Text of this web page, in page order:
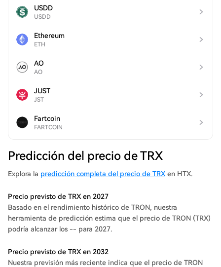
USDD
USDD
Ethereum
ETH
AO
AO
JUST
JST
Fartcoin
FARTCOIN
Predicción del precio de TRX
Explora la predicción completa del precio de TRX en HTX.
Precio previsto de TRX en 2027
Basado en el rendimiento histórico de TRON, nuestra
herramienta de predicción estima que el precio de TRON (TRX)
podría alcanzar los -- para 2027.
Precio previsto de TRX en 2032
Nuestra previsión más reciente indica que el precio de TRON